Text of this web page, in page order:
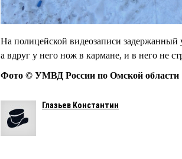
На полицейской видеозаписи задержанный
а вдруг у него нож в кармане, и в него не
​Фото © УМВД России по Омской области
Глазьев Константин